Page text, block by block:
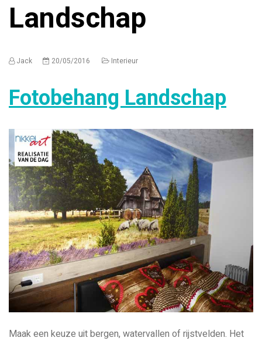
Landschap
Jack 20/05/2016 Interieur
Fotobehang Landschap
Maak een keuze uit bergen, watervallen of rijstvelden. Het